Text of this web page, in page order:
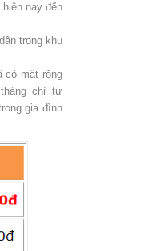
nay đến
trong khu
có mặt rộng
chỉ từ
gia đình